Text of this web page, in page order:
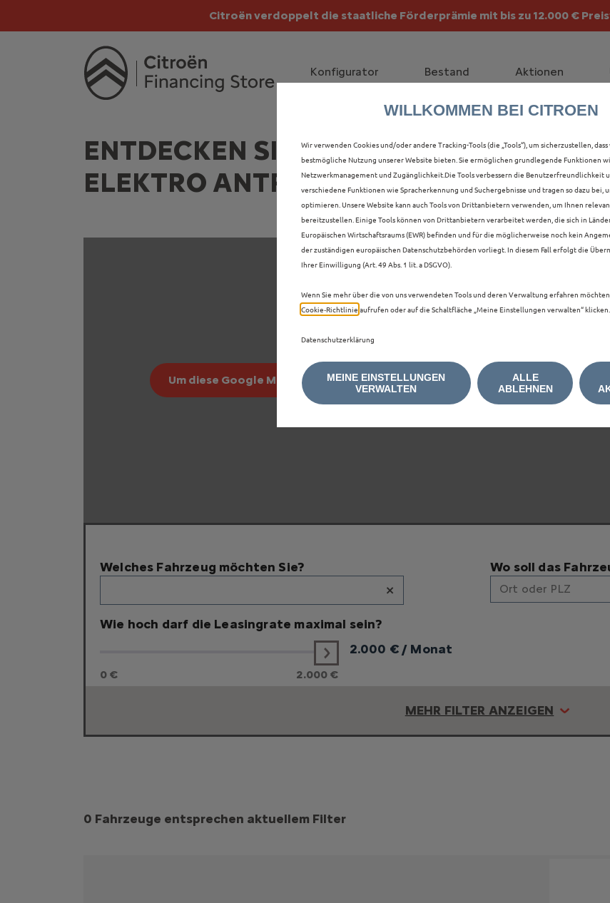
Citroën verdoppelt die staatliche Förderprämie mit bis zu 12.000 €
Citroën verdoppelt die Förderprämie - 3.000 € Grundförderung für
Konfigurator Bestand Aktionen
ENTDECKEN SIE ALLE Ë-C3 AIRCROSS
ELEKTRO ANTRIEB IN
Um diese Google Maps-Karte anzuzeigen, akzeptieren Sie bitte die für
Welches Fahrzeug möchten Sie?
×
Wo soll das
Ort oder PLZ
Wie hoch darf die Leasingrate maximal sein?
0 € 2.000 €
2.000 € / Monat
MEHR FILTER ANZEIGEN
Suchergebnisse
0 Fahrzeuge entsprechen aktuellem Filter
WILLKOMMEN BEI CITROEN
Wir verwenden Cookies und/oder andere Tracking-Tools (die „Tools“), um sicherzustellen,
bestmögliche Nutzung unserer Website bieten. Sie ermöglichen grundlegende Funktionen
Netzwerkmanagement und Zugänglichkeit.Die Tools verbessern die Benutzerfreundlichkeit
verschiedene Funktionen wie Spracherkennung und Suchergebnisse und tragen so dazu bei,
optimieren. Unsere Website kann auch Tools von Drittanbietern verwenden, um Ihnen
bereitzustellen. Einige Tools können von Drittanbietern verarbeitet werden, die sich in
Europäischen Wirtschaftsraums (EWR) befinden und für die möglicherweise noch kein
der zuständigen europäischen Datenschutzbehörden vorliegt. In diesem Fall erfolgt die
Ihrer Einwilligung (Art. 49 Abs. 1 lit. a DSGVO).
Wenn Sie mehr über die von uns verwendeten Tools und deren Verwaltung erfahren
Cookie‑Richtlinie aufrufen oder auf die Schaltfläche „Meine Einstellungen verwalten“ klicken.
Datenschutzerklärung
MEINE EINSTELLUNGEN
VERWALTEN
ALLE
ABLEHNEN